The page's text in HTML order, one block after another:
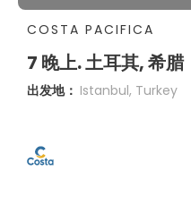
COSTA PACIFICA
7 晚上. 土耳其, 希腊
出发地： Istanbul, Turkey